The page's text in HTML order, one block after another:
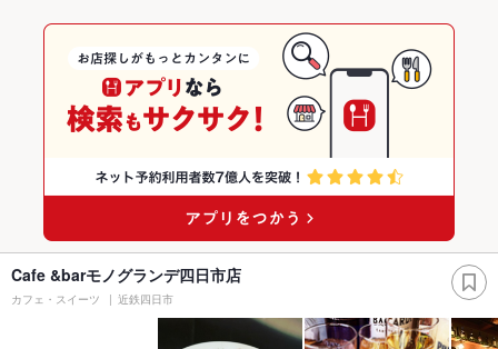
Cafe &barモノグランデ四日市店
カフェ・スイーツ 近鉄四日市